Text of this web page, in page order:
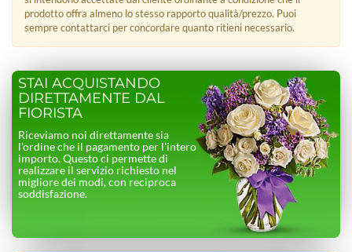
prodotto offra almeno lo stesso rapporto qualità/prezzo. Puoi
sempre contattarci per concordare quanto ritieni necessario.
STAI ACQUISTANDO
DIRETTAMENTE DAL
FIORISTA
Riceviamo noi direttamente sia
l’ordine che il pagamento per l’intero
importo. Questo ci permette di
realizzare il servizio richiesto nel
migliore dei modi, con reciproca
soddisfazione.